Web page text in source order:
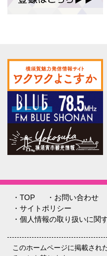
・TOP ・お問い合わせ
・サイトポリシー
・個人情報の取り扱いに関
このホームページに掲載され